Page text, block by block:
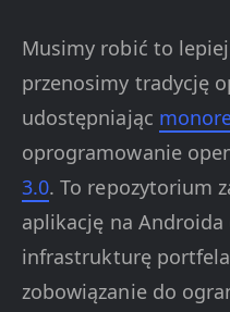
Musimy robić to
przenosimy tradycję
udostępniając
oprogramowanie
3.0. To repozytorium
aplikację na Androida
infrastrukturę
zobowiązanie do